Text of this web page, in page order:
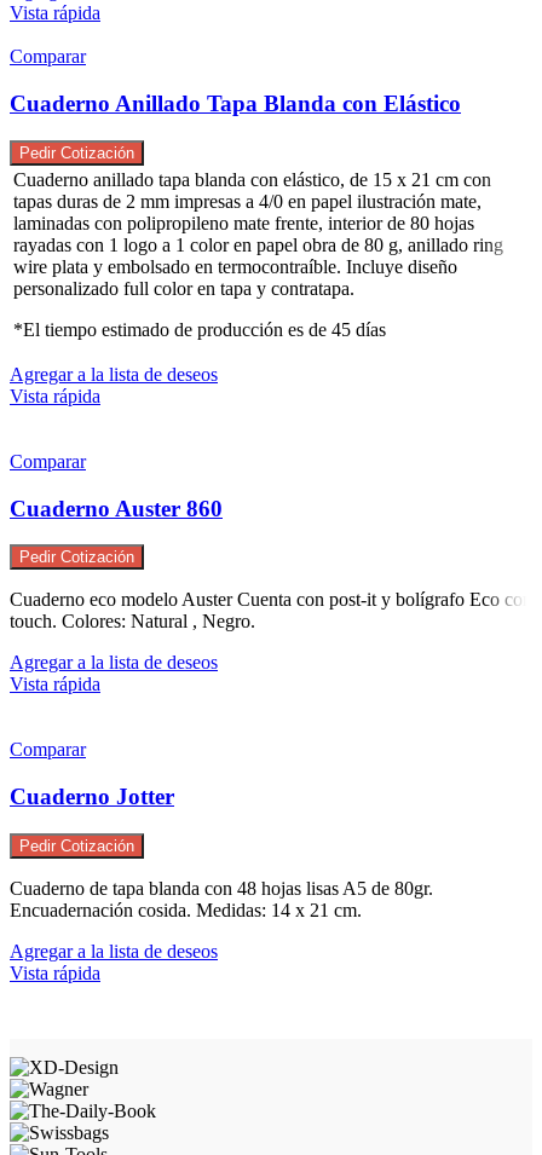
Vista rápida
Comparar
Cuaderno Anillado Tapa Blanda con Elástico
Pedir Cotización
Cuaderno anillado tapa blanda con elástico, de 15 x 21 cm con
tapas duras de 2 mm impresas a 4/0 en papel ilustración mate,
laminadas con polipropileno mate frente, interior de 80 hojas
rayadas con 1 logo a 1 color en papel obra de 80 g, anillado ring
wire plata y embolsado en termocontraíble. Incluye diseño
personalizado full color en tapa y contratapa.
*El tiempo estimado de producción es de 45 días
Agregar a la lista de deseos
Vista rápida
Comparar
Cuaderno Auster 860
Pedir Cotización
Cuaderno eco modelo Auster Cuenta con post-it y bolígrafo Eco con
touch. Colores: Natural , Negro.
Agregar a la lista de deseos
Vista rápida
Comparar
Cuaderno Jotter
Pedir Cotización
Cuaderno de tapa blanda con 48 hojas lisas A5 de 80gr.
Encuadernación cosida. Medidas: 14 x 21 cm.
Agregar a la lista de deseos
Vista rápida